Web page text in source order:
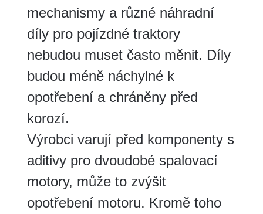
mechanismy a různé náhradní
díly pro pojízdné traktory
nebudou muset často měnit. Díly
budou méně náchylné k
opotřebení a chráněny před
korozí.
Výrobci varují před komponenty s
aditivy pro dvoudobé spalovací
motory, může to zvýšit
opotřebení motoru. Kromě toho